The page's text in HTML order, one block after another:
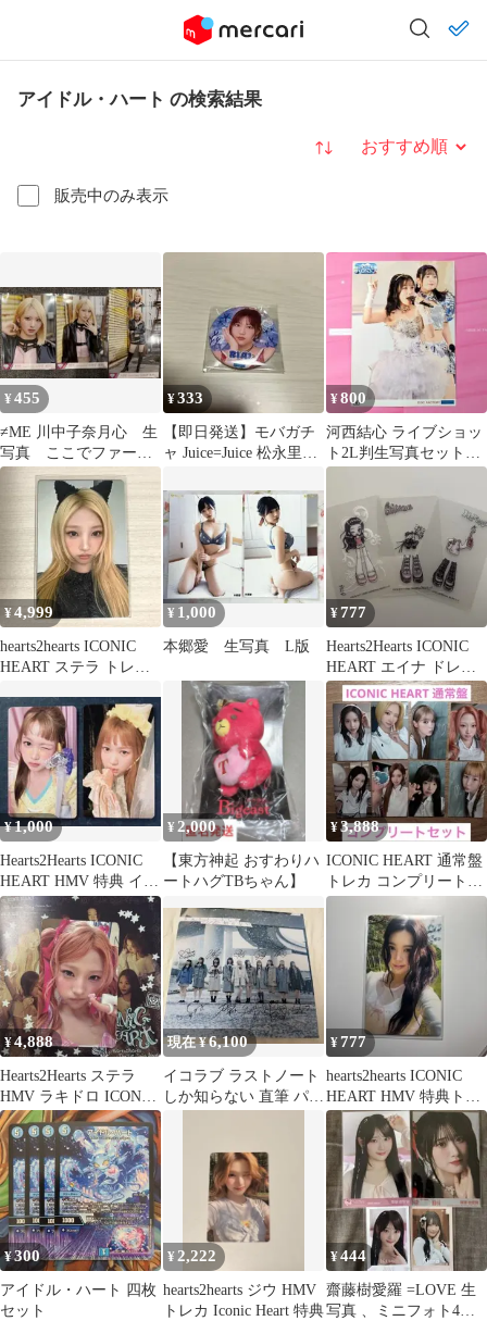
アイドル・ハート の検索結果
販売中のみ表示
並び替え
¥455
≠ME 川中子奈月心 生
写真 ここでファース
トキッス コンプ
¥333
【即日発送】モバガチ
ャ Juice=Juice 松永里愛
¥800
河西結心 ライブショッ
ト2L判生写真セットよ
り バラ ハロコン2026
¥4,999
hearts2hearts ICONIC
HEART ステラ トレカ
¥ 1,000
本郷愛 生写真 L版
¥777
Hearts2Hearts ICONIC
HEART エイナ ドレス
アップカード
¥1,000
Hearts2Hearts ICONIC
HEART HMV 特典 イェ
オン
¥2,000
【東方神起 おすわりハ
ートハグTBちゃん】
¥3,888
ICONIC HEART 通常盤
トレカ コンプリートセ
ット ハトゥハ
¥4,888
Hearts2Hearts ステラ
HMV ラキドロ ICONIC
HEART
現在 ¥6,100
イコラブ ラストノート
しか知らない 直筆 パネ
¥777
hearts2hearts ICONIC
HEART HMV 特典トレ
カ エイナ
¥300
アイドル・ハート 四枚
セット
¥ 2,222
hearts2hearts ジウ HMV
トレカ Iconic Heart 特典
¥444
齋藤樹愛羅 =LOVE 生
写真 、ミニフォト4枚